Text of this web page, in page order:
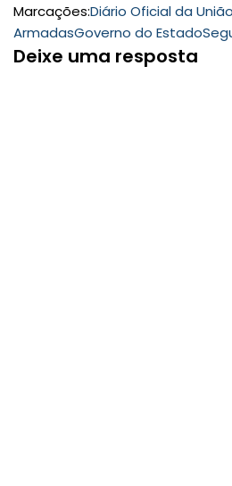
Marcações:Diário Oficial da União
ArmadasGoverno do Estado
Deixe uma resposta